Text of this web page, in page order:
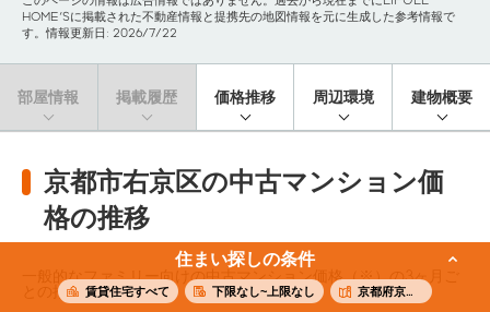
住まい探しの条件
賃貸住宅すべて 下限なし~上限なし 京都府京都市右京区
HOME'Sに掲載された不動産情報と提携先の地図情報を元に生成した参考情報で
す。情報更新日: 2026/7/22
部屋情報 掲載履歴 価格推移 周辺環境 建物概要
京都市右京区の中古マンション価
格の推移
一般的なファミリー向けの中古マンション価格（※）の3ヶ月ご
との推移です。